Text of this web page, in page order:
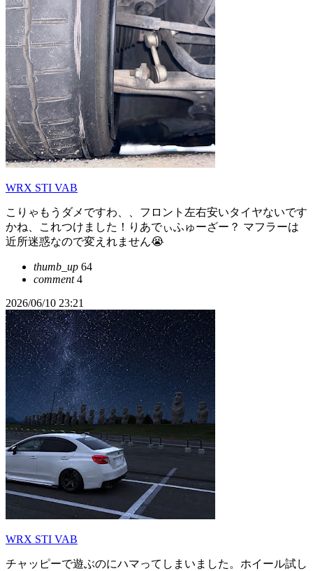
WRX STI VAB
こりゃもうダメですわ、、フロント左右安いタイヤないです
かね、これつけました！りあでぃふゅーざー？ マフラーは
近所迷惑なので変えれません😭
thumb_up 64
comment4
2026/06/10 23:21
WRX STI VAB
チャッピーで遊ぶのにハマってしまいました。ホイール試し